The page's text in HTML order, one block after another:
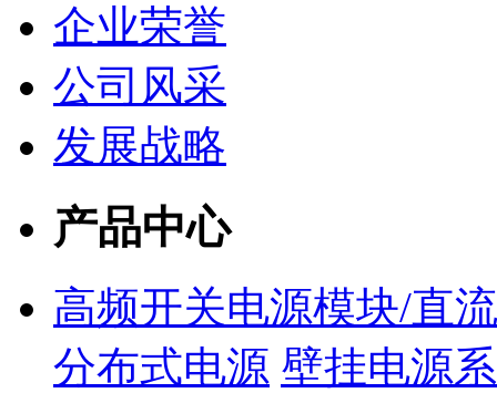
企业荣誉
公司风采
发展战略
产品中心
高频开关电源模块/直
分布式电源 壁挂电源